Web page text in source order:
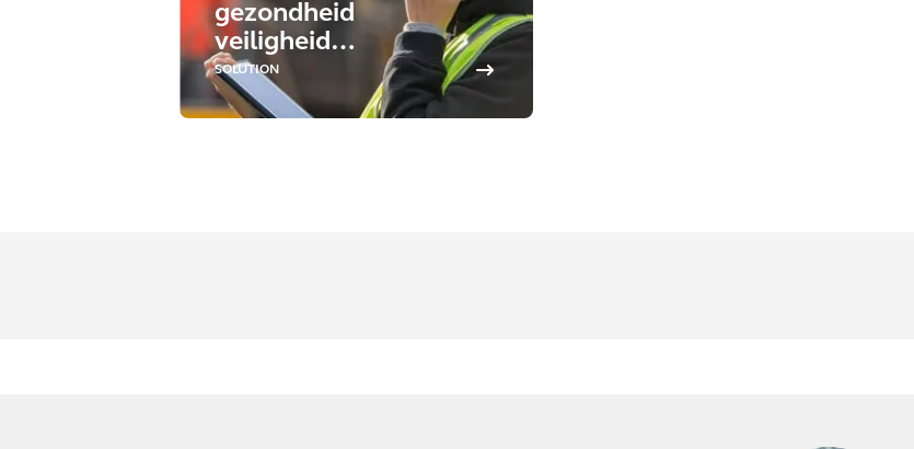
gezondheid
veiligheid
duurzaamheid
SOLUTION